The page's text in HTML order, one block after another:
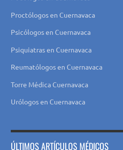
Proctólogos en Cuernavaca
Psicólogos en Cuernavaca
Psiquiatras en Cuernavaca
Reumatólogos en Cuernavaca
Torre Médica Cuernavaca
Urólogos en Cuernavaca
ÚLTIMOS ARTÍCULOS MÉDICOS